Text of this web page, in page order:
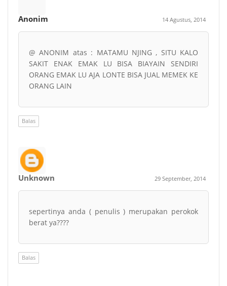
Anonim 14 Agustus, 2014
@ ANONIM atas : MATAMU NJING , SITU KALO
SAKIT ENAK EMAK LU BISA BIAYAIN SENDIRI
ORANG EMAK LU AJA LONTE BISA JUAL MEMEK KE
ORANG LAIN
Balas
Unknown 29 September, 2014
sepertinya anda ( penulis ) merupakan perokok
berat ya????
Balas